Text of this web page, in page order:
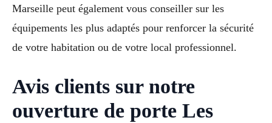
Marseille peut également vous conseiller sur les
équipements les plus adaptés pour renforcer la sécurité
de votre habitation ou de votre local professionnel.
Avis clients sur notre
ouverture de porte Les